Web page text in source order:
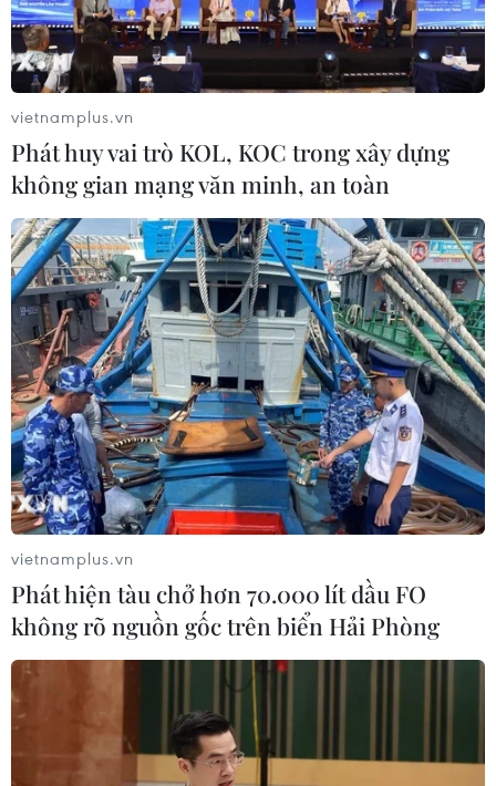
(TTXVN/Vietnam+)
#hỗ trợ trẻ em #miễn học phí
#covid 19
#luật trẻ em
#hoàn cảnh khó khăn Tp. Hồ Chí Minh
Theo dõi VietnamPlus
vietnamplus.vn
Phát huy vai trò KOL, KOC trong xây dựng
không gian mạng văn minh, an toàn
vietnamplus.vn
Phát hiện tàu chở hơn 70.000 lít dầu FO
không rõ nguồn gốc trên biển Hải Phòng